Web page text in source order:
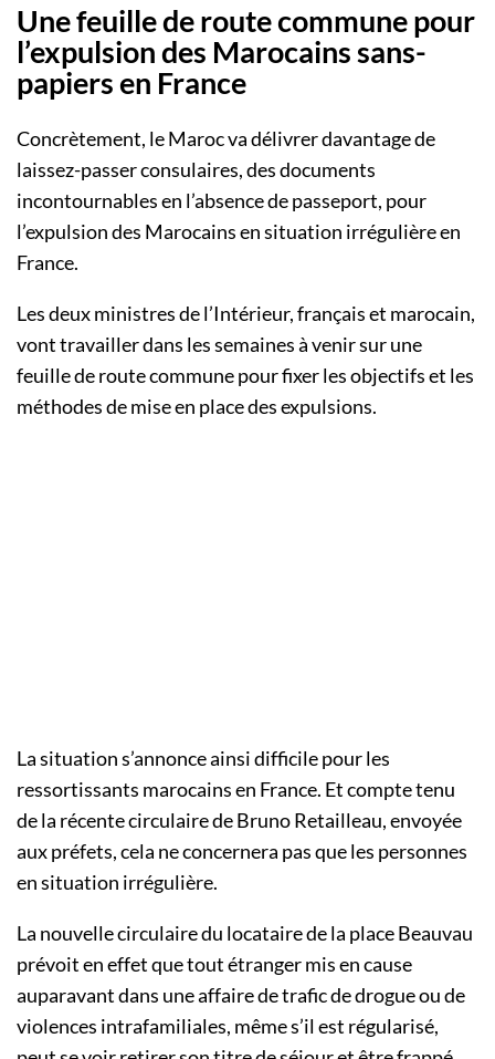
Une feuille de route commune pour
l’expulsion des Marocains sans-
papiers en France
Concrètement, le Maroc va délivrer davantage de
laissez-passer consulaires, des documents
incontournables en l’absence de passeport, pour
l’expulsion des Marocains en situation irrégulière en
France.
Les deux ministres de l’Intérieur, français et marocain,
vont travailler dans les semaines à venir sur une
feuille de route commune pour fixer les objectifs et les
méthodes de mise en place des expulsions.
La situation s’annonce ainsi difficile pour les
ressortissants marocains en France. Et compte tenu
de la récente circulaire de Bruno Retailleau, envoyée
aux préfets, cela ne concernera pas que les personnes
en situation irrégulière.
La nouvelle circulaire du locataire de la place Beauvau
prévoit en effet que tout étranger mis en cause
auparavant dans une affaire de trafic de drogue ou de
violences intrafamiliales, même s’il est régularisé,